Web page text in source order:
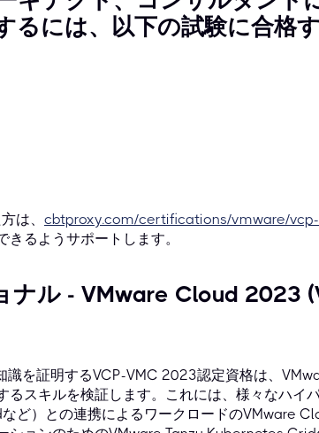
るには、以下の試験に合格
は、 cbtproxy.com/certifications/vmware/
るようサポートします。
ナル - VMware Cloud 2023
を証明するVCP-VMC 2023認定資格は、
スキルを検証します。これには、様々なハイ
ど）との連携によるワークロードのVMware